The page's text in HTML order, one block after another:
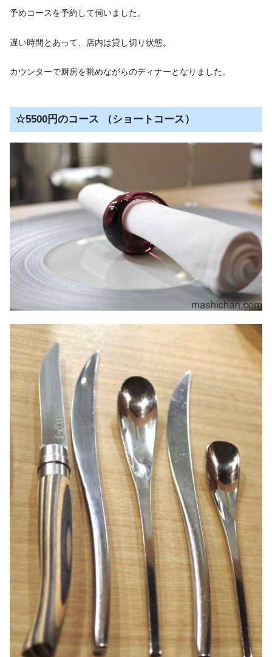
予めコースを予約して伺いました。
遅い時間とあって、店内は貸し切り状態。
カウンターで厨房を眺めながらのディナーとなりました。
☆5500円のコース （ショートコース）